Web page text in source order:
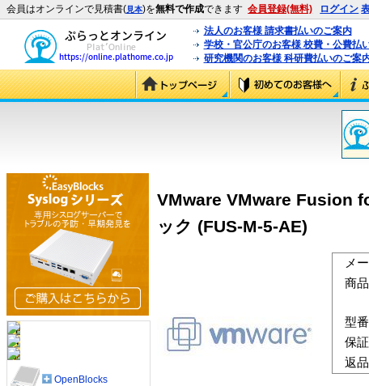
会員はオンラインで見積書(見本)を無料で作成できます 会員登録(無料) ログイン
法人のお客様 請求書払いのご案内
学校・官公庁のお客様 校費・公費払
研究機関のお客様 科研費払いのご案
VMware VMware Fusion
ック (FUS-M-5-AE)
メ
商
型番
保
返
OpenBlocks